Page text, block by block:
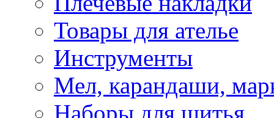
Товары для ателье
Инструменты
Мел, карандаши,
Наборы для шитья